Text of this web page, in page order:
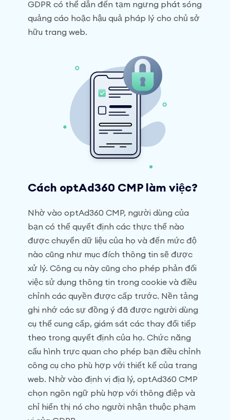
GDPR có thể dẫn đến tạm ngưng phát sóng
quảng cáo hoặc hậu quả pháp lý cho chủ sở
hữu trang web.
Cách optAd360 CMP làm việc?
Nhờ vào optAd360 CMP, người dùng của
bạn có thể quyết định các thực thể nào
được chuyển dữ liệu của họ và đến mức độ
nào cũng như mục đích thông tin sẽ được
xử lý. Công cụ này cũng cho phép phản đối
việc sử dụng thông tin trong cookie và điều
chỉnh các quyền được cấp trước. Nền tảng
ghi nhớ các sự đồng ý đã được người dùng
cụ thể cung cấp, giám sát các thay đổi tiếp
theo trong quyết định của họ. Chức năng
cấu hình trực quan cho phép bạn điều chỉnh
công cụ cho phù hợp với thiết kế của trang
web. Nhờ vào định vị địa lý, optAd360 CMP
chọn ngôn ngữ phù hợp với thông điệp và
chỉ hiển thị nó cho người nhận thuộc phạm